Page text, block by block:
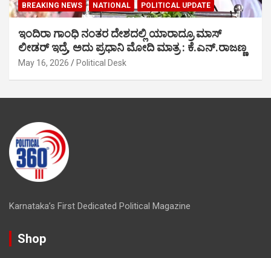
BREAKING NEWS NATIONAL POLITICAL UPDATE
ಇಂದಿರಾ ಗಾಂಧಿ ನಂತರ ದೇಶದಲ್ಲಿ ಯಾರಾದ್ರೂ ಮಾಸ್
ಲೀಡರ್ ಇದ್ರೆ, ಅದು ಪ್ರಧಾನಿ ಮೋದಿ ಮಾತ್ರ : ಕೆ.ಎನ್.ರಾಜಣ್ಣ
May 16, 2026 Political Desk
Karnataka’s First Dedicated Political Magazine
Shop